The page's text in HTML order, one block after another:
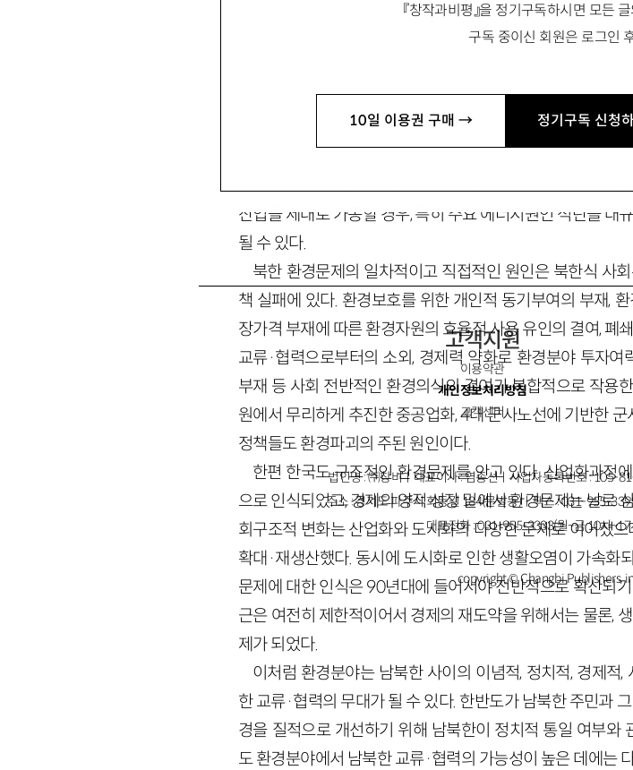
『창작과비평』을 정기구독하시면 모든
구독 중이신 회원은 로그인
10일 이용권 구매 → 정기구독 신청
환경공동체 형성방안』 『남북환경에너지협력 활성화전략 연
1. 한반도에서 환경문제의 의미
한 산림파괴, 두만강 및 압록강의 오염 등으로 북한의 환경
산업을 제대로 가동할 경우, 특히 주요 에너지원인 석탄을 대
될 수 있다.
북한 환경문제의 일차적이고 직접적인 원인은 북한식 사
책 실패에 있다. 환경보호를 위한 개인적 동기부여의 부재,
장가격 부재에 따른 환경자원의 효율적 사용 유인의 결여, 폐
교류·협력으로부터의 소외, 경제력 약화로 환경분야 투자
부재 등 사회 전반적인 환경의식의 결여가 복합적으로 작용
원에서 무리하게 추진한 중공업화, 4대 군사노선에 기반한
정책들도 환경파괴의 주된 원인이다.
한편 한국도 구조적인 환경문제를 안고 있다. 산업화과정
으로 인식되었고, 경제의 양적 성장 밑에서 환경문제는 날로
회구조적 변화는 산업화와 도시화의 다양한 문제로 이어졌
확대·재생산했다. 동시에 도시화로 인한 생활오염이 가속화
문제에 대한 인식은 90년대에 들어서야 전반적으로 확산되
근은 여전히 제한적이어서 경제의 재도약을 위해서는 물론,
제가 되었다.
이처럼 환경분야는 남북한 사이의 이념적, 정치적, 경제
한 교류·협력의 무대가 될 수 있다. 한반도가 남북한 주민과
경을 질적으로 개선하기 위해 남북한이 정치적 통일 여부와
도 환경분야에서 남북한 교류·협력의 가능성이 높은 데에는
고객지원
이용약관
개인정보처리방침
고객센터
법인명 : ㈜창비ㅣ대표이사 : 염종선ㅣ사업자등록번호 : 105-
주소 : 경기도 파주시 회동길 184(문발동)ㅣ팩스 : 031-955-
대표전화 : 031-955-3333(월~금 10시
copyright © Changbi Publishers,